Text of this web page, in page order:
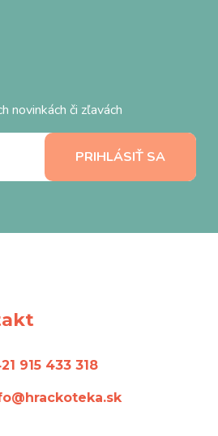
novinkách či zľavách
915 433 318